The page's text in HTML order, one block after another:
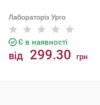
Лабораторіз Урго
Є в наявності
від 299.30 грн